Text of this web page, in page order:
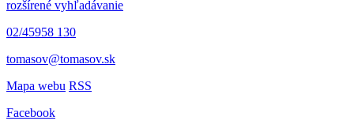
rozšírené vyhľadávanie
02/45958 130
tomasov@tomasov.sk
Mapa webu RSS
Facebook